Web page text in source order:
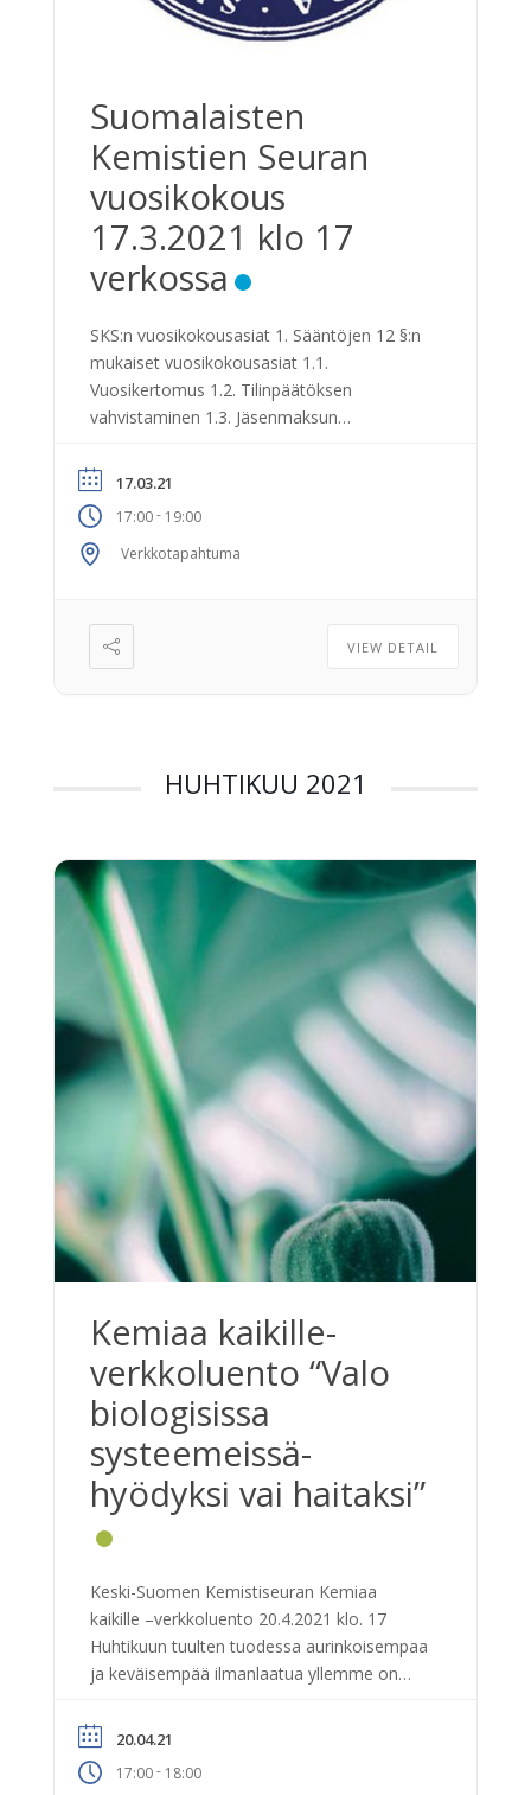
Suomalaisten
Kemistien Seuran
vuosikokous
17.3.2021 klo 17
verkossa
SKS:n vuosikokousasiat 1. Sääntöjen 12 §:n
mukaiset vuosikokousasiat 1.1.
Vuosikertomus 1.2. Tilinpäätöksen
vahvistaminen 1.3. Jäsenmaksun
Hallituksen kokoonpano 1.6.
Puheenjohtajan ja varapuheenjohtajan
valinta 1.7. Tilintarkastajien ja
toiminnantarkastajien valinta 2. Jäsenasiat
ILMOITTAUDU TÄSTÄ
17.03.21
17:00- 19:00
Verkkotapahtuma
VIEW DETAIL
HUHTIKUU 2021
Kemiaa kaikille-
verkkoluento “Valo
biologisissa
systeemeissä-
hyödyksi vai haitaksi”
Keski-Suomen Kemistiseuran Kemiaa
kaikille –verkkoluento 20.4.2021 klo. 17
Huhtikuun tuulten tuodessa aurinkoisempaa
ja keväisempää ilmanlaatua yllemme on
valokemian ihmeisiin. Tällä kertaa
verkkoluennon aiheena on nimittäin
valokemialliset reaktiot biologiassa, joista
20.04.21
17:00- 18:00